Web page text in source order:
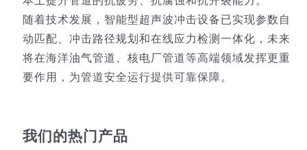
随着技术发展，智能型超声波冲击设备已实现参数自
动匹配、冲击路径规划和在线应力检测一体化，未来
将在海洋油气管道、核电厂管道等高端领域发挥更重
要作用，为管道安全运行提供可靠保障。
我们的热门产品